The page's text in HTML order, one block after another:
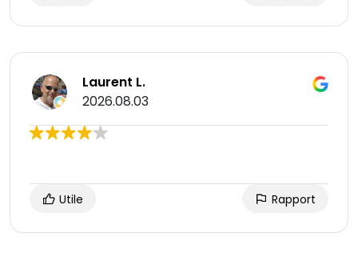
Laurent L.
2026.08.03
Utile Rapport